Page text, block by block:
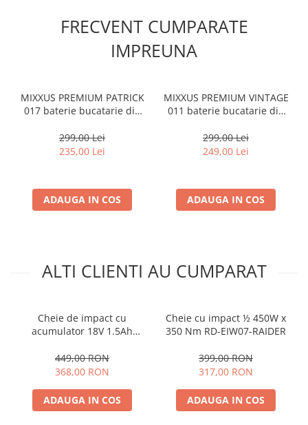
FRECVENT CUMPARATE
IMPREUNA
MIXXUS PREMIUM PATRICK
017 baterie bucatarie din
299,00 Lei
235,00 Lei
ADAUGA IN COS
MIXXUS PREMIUM VINTAGE
011 baterie bucatarie din
299,00 Lei
249,00 Lei
ADAUGA IN COS
ALTI CLIENTI AU CUMPARAT
Cheie de impact cu
acumulator 18V 1.5Ah
RAIDER
449,00 RON
368,00 RON
ADAUGA IN COS
Cheie cu impact ½ 450W x
350 Nm RD-EIW07-RAIDER
399,00 RON
317,00 RON
ADAUGA IN COS